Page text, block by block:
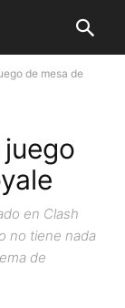
de mesa de
en Clash
no tiene nada
de